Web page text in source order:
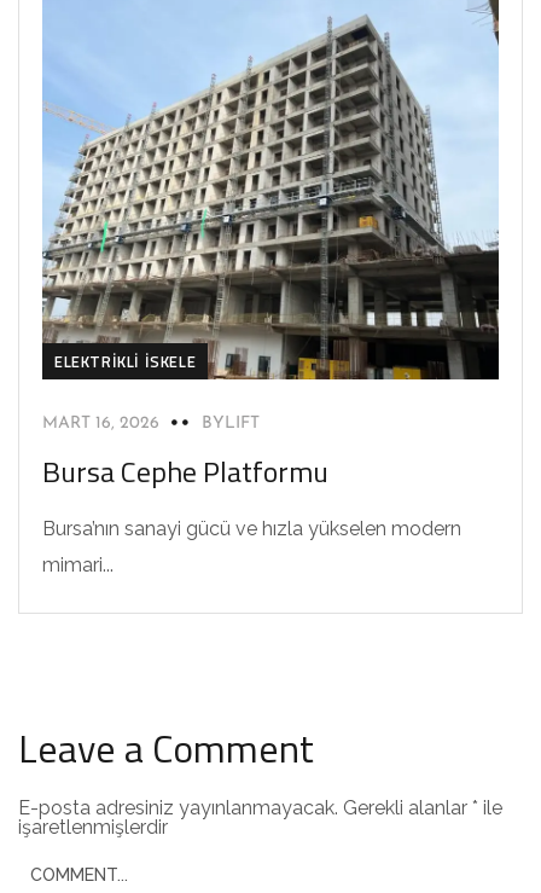
ELEKTRIKLI İSKELE
MART 16, 2026 BYLIFT
Bursa Cephe Platformu
Bursa’nın sanayi gücü ve hızla yükselen modern
mimari...
Leave a Comment
E-posta adresiniz yayınlanmayacak. Gerekli alanlar * ile
işaretlenmişlerdir